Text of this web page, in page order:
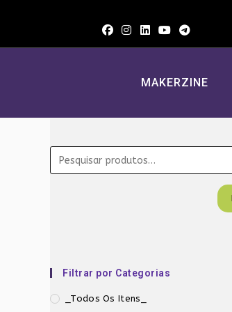
MAKERZINE
Filtrar por Categorias
_Todos Os Itens_